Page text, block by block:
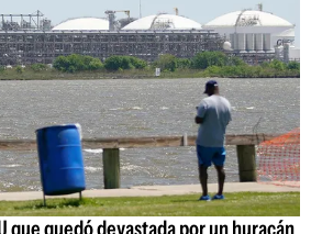
que quedó devastada por un huracán